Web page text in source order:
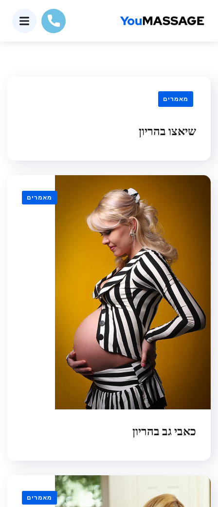
מאמרים
שיאצו בהריון
מאמרים
כאבי גב בהריון
מאמרים